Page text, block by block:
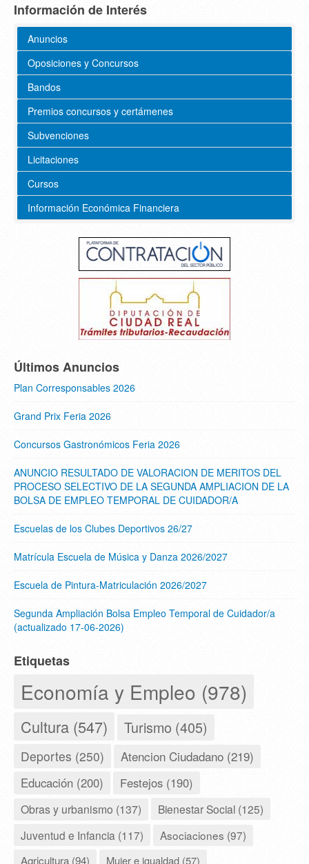
Información de Interés
Anuncios
Oposiciones y Concursos
Bandos
Premios concursos y certámenes
Subvenciones
Licitaciones
Cursos
Información Económica Financiera
Últimos Anuncios
Plan Corresponsables 2026
Grand Prix Feria 2026
Concursos Gastronómicos Feria 2026
ANUNCIO RESULTADO DE VALORACION DE MERITOS DEL
PROCESO SELECTIVO DE LA SEGUNDA AMPLIACION DE LA
BOLSA DE EMPLEO TEMPORAL DE CUIDADOR/A
Escuelas de los Clubes Deportivos 26/27
Matrícula Escuela de Música y Danza 2026/2027
Escuela de Pintura-Matriculación 2026/2027
Segunda Ampliación Bolsa Empleo Temporal de Cuidador/a
(actualizado 17-06-2026)
Etiquetas
Economía y Empleo (978)
Cultura (547) Turismo (405)
Deportes (250) Atencion Ciudadano (219)
Educación (200) Festejos (190)
Obras y urbanismo (137)
Bienestar Social (125)
Juventud e Infancia (117)
Asociaciones (97)
Agricultura (94)
Mujer e igualdad (57)